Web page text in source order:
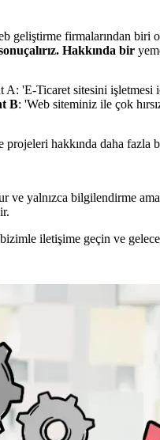
geliştirme firmalarından biri
Hakkında bir
A: 'E-Ticaret sitesini işletmesi
B: 'Web siteminiz ile çok
projeleri hakkında daha
ve yalnızca bilgilendirme
iletişime geçin ve